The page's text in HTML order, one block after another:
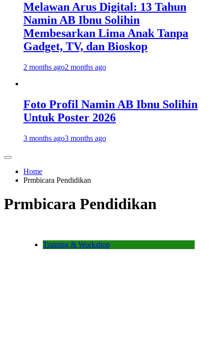
Melawan Arus Digital: 13 Tahun
Namin AB Ibnu Solihin
Membesarkan Lima Anak Tanpa
Gadget, TV, dan Bioskop
2 months ago2 months ago
Foto Profil Namin AB Ibnu Solihin
Untuk Poster 2026
3 months ago3 months ago
Home
Prmbicara Pendidikan
Prmbicara Pendidikan
Training & Workshop